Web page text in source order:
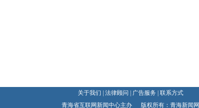
关于我们 法律顾问 广告服务
联系方式
青海省互联网新闻中心主办 版权所有：青海新闻网